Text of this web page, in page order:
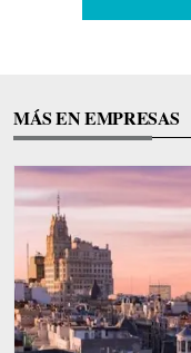
MÁS EN EMPRESAS